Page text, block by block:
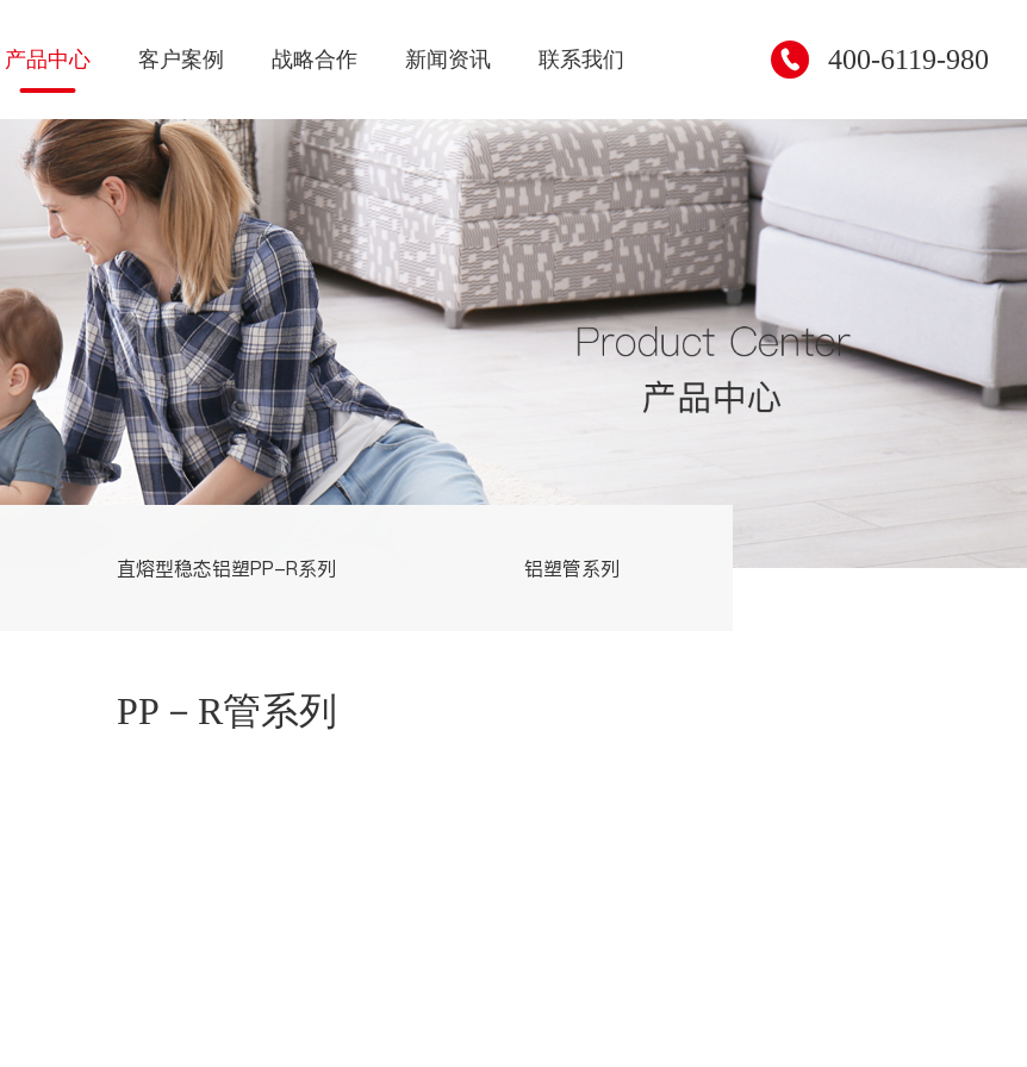
产品中心 客户案例 战略合作 新闻资讯 联系我们 400-6119-980
直熔型稳态铝塑PP-R系列 铝塑管系列 交联管系列
PP－R管系列